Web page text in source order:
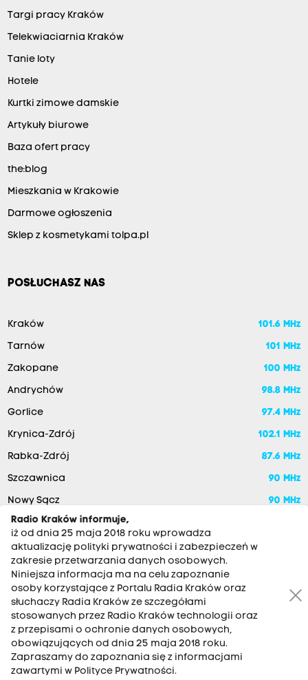
Targi pracy Kraków
Telekwiaciarnia Kraków
Tanie loty
Hotele
Kurtki zimowe damskie
Artykuły biurowe
Baza ofert pracy
the:blog
Mieszkania w Krakowie
Darmowe ogłoszenia
Sklep z kosmetykami tolpa.pl
POSŁUCHASZ NAS
Kraków 101.6 MHz
Tarnów 101 MHz
Zakopane 100 MHz
Andrychów 98.8 MHz
Gorlice 97.4 MHz
Krynica-Zdrój 102.1 MHz
Rabka-Zdrój 87.6 MHz
Szczawnica 90 MHz
Nowy Sącz 90 MHz
RADIO KRAKÓW SA. Aleja Juliusza Słowackiego 22, 30-007
Kraków
Antena: 12 200 33 33
Radio Kraków informuje,
iż od dnia 25 maja 2018 roku wprowadza
aktualizację polityki prywatności i zabezpieczeń w
zakresie przetwarzania danych osobowych.
Niniejsza informacja ma na celu zapoznanie
osoby korzystające z Portalu Radia Kraków oraz
słuchaczy Radia Kraków ze szczegółami
stosowanych przez Radio Kraków technologii oraz
z przepisami o ochronie danych osobowych,
obowiązujących od dnia 25 maja 2018 roku.
Zapraszamy do zapoznania się z informacjami
zawartymi w Polityce Prywatności.